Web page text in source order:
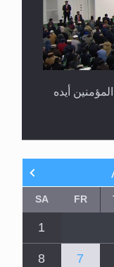
أيده
FR
SA
1
7
8